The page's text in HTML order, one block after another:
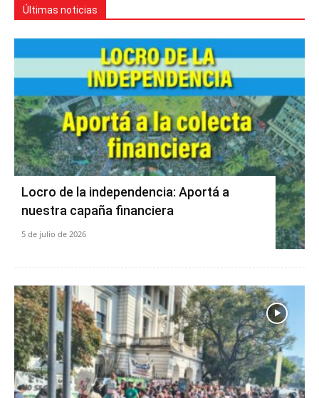
Últimas noticias
Locro de la independencia: Aportá a
nuestra capaña financiera
5 de julio de 2026